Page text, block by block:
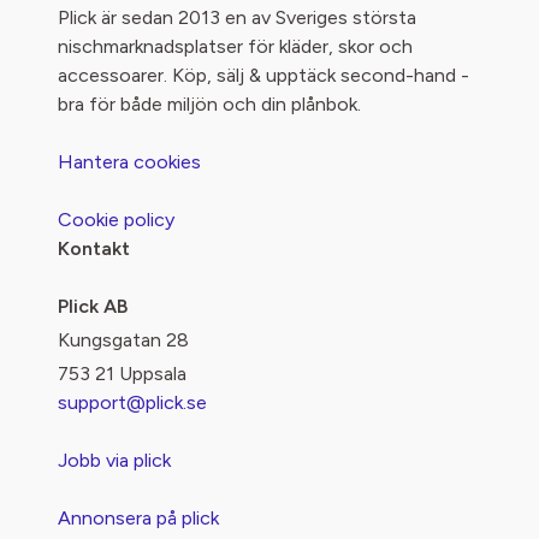
Plick är sedan 2013 en av Sveriges största
nischmarknadsplatser för kläder, skor och
accessoarer. Köp, sälj & upptäck second-hand -
bra för både miljön och din plånbok.
Hantera cookies
Cookie policy
Kontakt
Plick AB
Kungsgatan 28
753 21 Uppsala
support@plick.se
Jobb via plick
Annonsera på plick